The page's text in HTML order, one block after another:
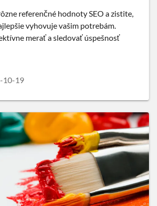
referenčné hodnoty SEO a zistite,
vyhovuje vašim potrebám.
merať a sledovať úspešnosť
10-19